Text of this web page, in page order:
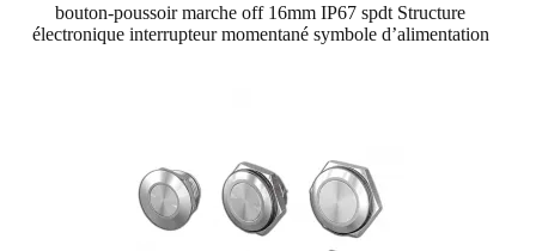
bouton-poussoir marche off 16mm IP67 spdt Structure
électronique interrupteur momentané symbole d’alimentation